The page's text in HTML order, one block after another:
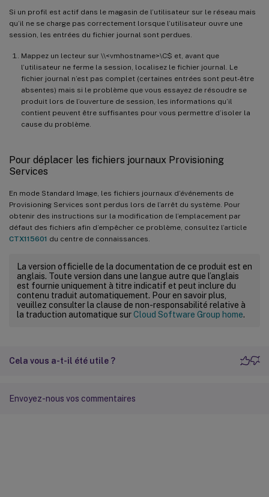
Si un profil est actif dans le magasin de l’utilisateur sur le réseau mais
qu’il ne se charge pas correctement lorsque l’utilisateur ouvre une
session, les entrées du fichier journal sont perdues.
Mappez un lecteur sur \\<vmhostname>\C$ et, avant que
l’utilisateur ne ferme la session, localisez le fichier journal. Le
fichier journal n’est pas complet (certaines entrées sont peut-être
absentes) mais si le problème que vous essayez de résoudre se
produit lors de l’ouverture de session, les informations qu’il
contient peuvent être suffisantes pour vous permettre d’isoler la
cause du problème.
Pour déplacer les fichiers journaux Provisioning
Services
En mode Standard Image, les fichiers journaux d’événements de
Provisioning Services sont perdus lors de l’arrêt du système. Pour
obtenir des instructions sur la modification de l’emplacement par
défaut des fichiers afin d’empêcher ce problème, consultez l’article
CTX115601 du centre de connaissances.
La version officielle de la documentation de ce produit est en
anglais. Toute version dans une langue autre que l’anglais
est fournie uniquement à titre indicatif et peut inclure du
contenu traduit automatiquement. Pour en savoir plus,
veuillez consulter la clause de non-responsabilité relative à
la traduction automatique surCloud Software Group home.
Cela vous a-t-il été utile ?
Envoyez-nous vos commentaires